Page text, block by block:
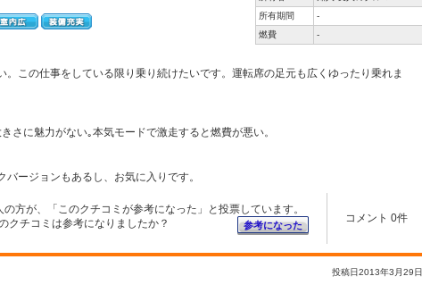
所有期間
-
燃費
-
。この仕事をしている限り乗り続けたいです。運転席の足元も広くゆったり乗れま
さに魅力がない｡本気モードで激走すると燃費が悪い。
ージョンもあるし、お気に入りです。
の方が、「このクチコミが参考になった」と投票しています。
クチコミは参考になりましたか？
参考になった
コメント 0件
投稿日2013年3月29日